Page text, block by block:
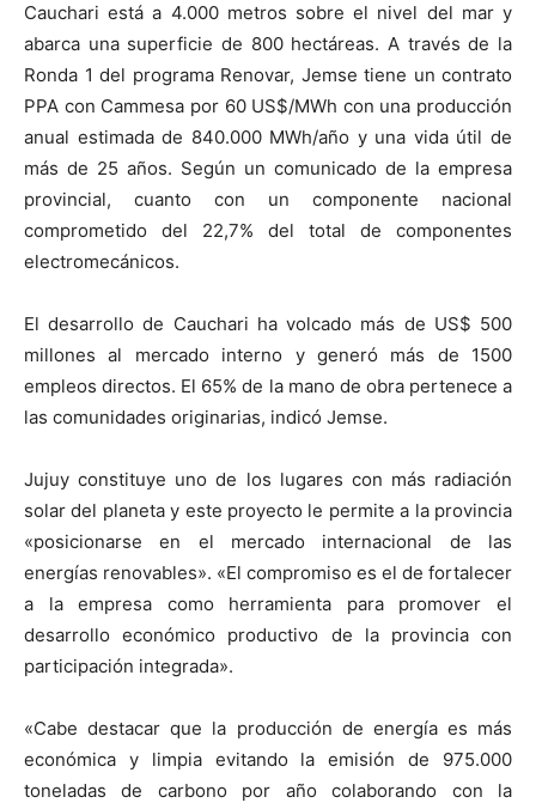
Cauchari está a 4.000 metros sobre el nivel del mar y
abarca una superficie de 800 hectáreas. A través de la
Ronda 1 del programa Renovar, Jemse tiene un contrato
PPA con Cammesa por 60 US$/MWh con una producción
anual estimada de 840.000 MWh/año y una vida útil de
más de 25 años. Según un comunicado de la empresa
provincial, cuanto con un componente nacional
comprometido del 22,7% del total de componentes
electromecánicos.
El desarrollo de Cauchari ha volcado más de US$ 500
millones al mercado interno y generó más de 1500
empleos directos. El 65% de la mano de obra pertenece a
las comunidades originarias, indicó Jemse.
Jujuy constituye uno de los lugares con más radiación
solar del planeta y este proyecto le permite a la provincia
«posicionarse en el mercado internacional de las
energías renovables». «El compromiso es el de fortalecer
a la empresa como herramienta para promover el
desarrollo económico productivo de la provincia con
participación integrada».
«Cabe destacar que la producción de energía es más
económica y limpia evitando la emisión de 975.000
toneladas de carbono por año colaborando con la